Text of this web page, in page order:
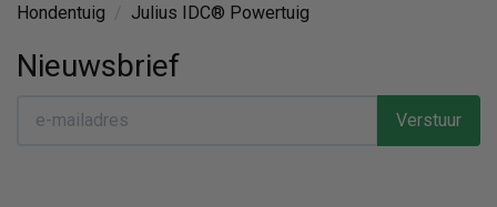
Hondentuig
Julius IDC® Powertuig
Nieuwsbrief
Verstuur